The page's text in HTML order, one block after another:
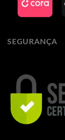
SEGURANÇA